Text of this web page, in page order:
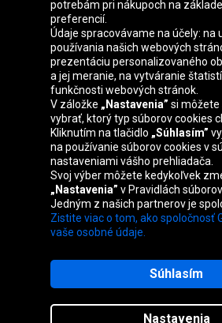
Skupina Oponeo
Belgique
Česká
republika
España France Italia
Nederland Österreich Polska
Mapa stránok
potrebám pri nákupoch na
preferencií.
Údaje spracovávame na účely: na
používania našich webových
prezentáciu personalizovaného
a jej meranie, na vytváranie
funkčnosti webových stránok.
V záložke „Nastavenia” si môžete
vybrať, ktorý typ súborov cookies
Kliknutím na tlačidlo „Súhlasím”
na používanie súborov cookies v
nastaveniami vášho prehliadača.
Svoj výber môžete kedykoľvek
„Nastavenia” v Pravidlách
Jedným z našich partnerov je
Zistite viac o tom, ako spoločnosť
vaše osobné údaje.
Nastavenia
Súhlasím